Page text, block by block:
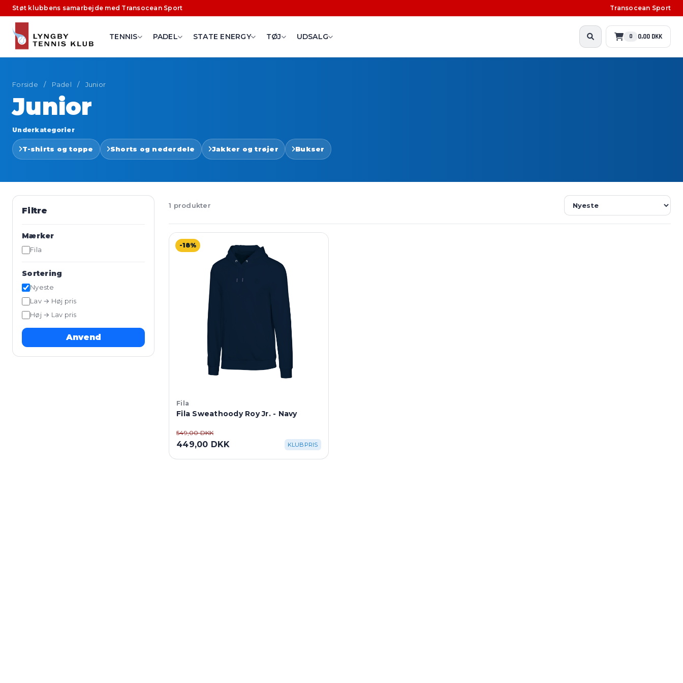
Støt klubbens samarbejde med Transocean Sport Transocean Sport
TENNIS PADEL STATE ENERGY TØJ UDSALG 0 0,00 DKK
Forside / Padel / Junior
Junior
Underkategorier
T-shirts og toppe Shorts og nederdele Jakker og trøjer Bukser
Filtre
Mærker
Fila
Sortering
Nyeste
Lav → Høj pris
Høj → Lav pris
Anvend
1 produkter
-18%
Fila
Fila Sweathoody Roy Jr. - Navy
549,00 DKK
449,00 DKK KLUBPRIS